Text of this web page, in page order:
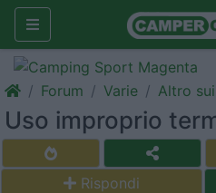
Forum Varie Altro
Uso improprio
Rispondi